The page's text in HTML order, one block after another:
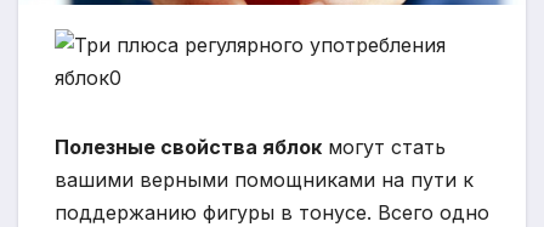
Полезные свойства яблок могут стать
вашими верными помощниками на пути к
поддержанию фигуры в тонусе. Всего одно